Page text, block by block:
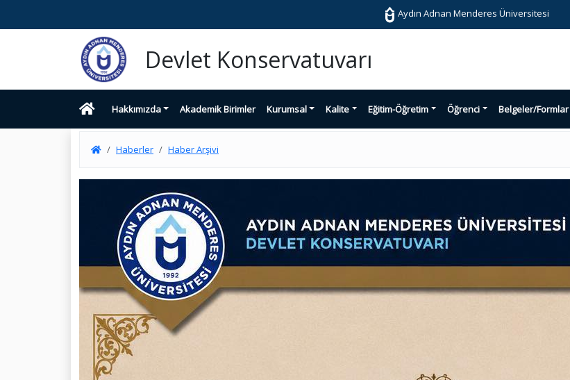
Aydın Adnan Menderes Üniversitesi
Devlet Konservatuvarı
Hakkımızda Akademik Birimler Kurumsal Kalite Eğitim-Öğretim Öğrenci Belgeler/Formlar
Haberler Haber Arşivi